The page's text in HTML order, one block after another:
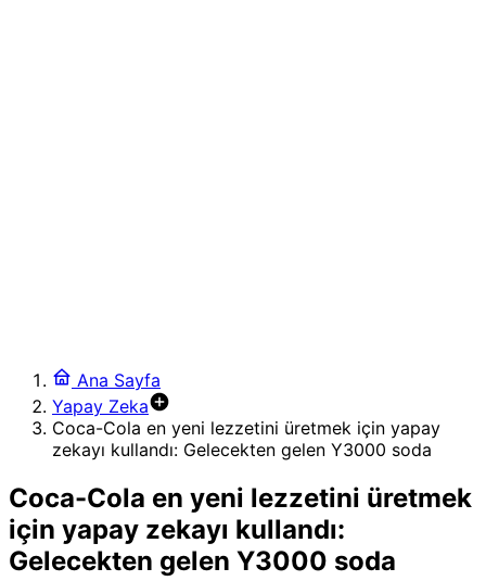
Ana Sayfa
Yapay Zeka
Coca-Cola en yeni lezzetini üretmek için yapay
zekayı kullandı: Gelecekten gelen Y3000 soda
Coca-Cola en yeni lezzetini üretmek
için yapay zekayı kullandı:
Gelecekten gelen Y3000 soda